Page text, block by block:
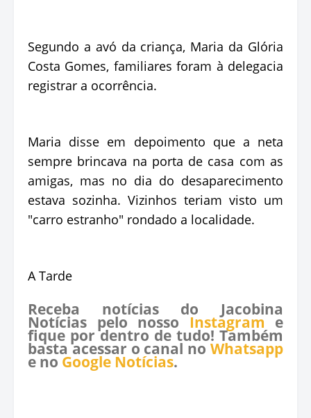
Segundo a avó da criança, Maria da Glória
Costa Gomes, familiares foram à delegacia
registrar a ocorrência.
Maria disse em depoimento que a neta
sempre brincava na porta de casa com as
amigas, mas no dia do desaparecimento
estava sozinha. Vizinhos teriam visto um
"carro estranho" rondado a localidade.
A Tarde
Receba notícias do Jacobina
Notícias pelo nosso Instagram e
fique por dentro de tudo! Também
basta acessar o canal no Whatsapp
e no Google Notícias.